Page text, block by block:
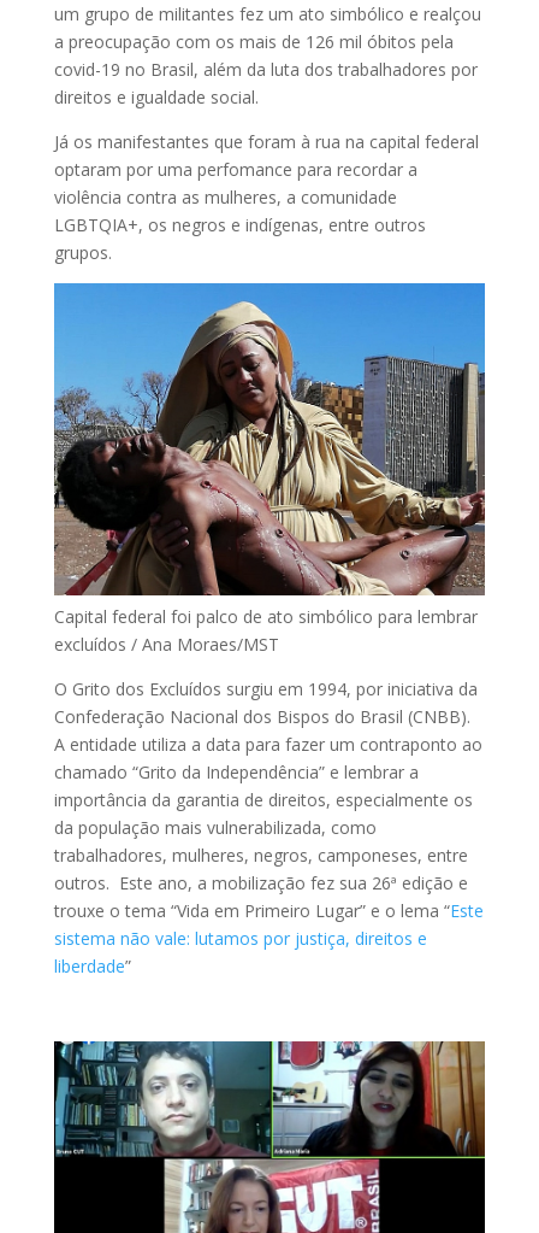
um grupo de militantes fez um ato simbólico e realçou
a preocupação com os mais de 126 mil óbitos pela
covid-19 no Brasil, além da luta dos trabalhadores por
direitos e igualdade social.
Já os manifestantes que foram à rua na capital federal
optaram por uma perfomance para recordar a
violência contra as mulheres, a comunidade
LGBTQIA+, os negros e indígenas, entre outros
grupos.
Capital federal foi palco de ato simbólico para lembrar
excluídos / Ana Moraes/MST
O Grito dos Excluídos surgiu em 1994, por iniciativa da
Confederação Nacional dos Bispos do Brasil (CNBB).
A entidade utiliza a data para fazer um contraponto ao
chamado “Grito da Independência” e lembrar a
importância da garantia de direitos, especialmente os
da população mais vulnerabilizada, como
trabalhadores, mulheres, negros, camponeses, entre
outros. Este ano, a mobilização fez sua 26ª edição e
trouxe o tema “Vida em Primeiro Lugar” e o lema “Este
sistema não vale: lutamos por justiça, direitos e
liberdade”